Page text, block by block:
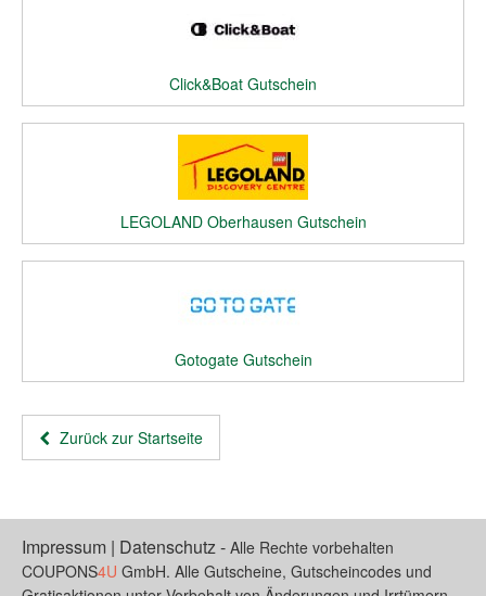
Click&Boat Gutschein
LEGOLAND Oberhausen Gutschein
Gotogate Gutschein
Zurück zur Startseite
Impressum | Datenschutz- Alle Rechte vorbehalten
COUPONS4U GmbH. Alle Gutscheine, Gutscheincodes und